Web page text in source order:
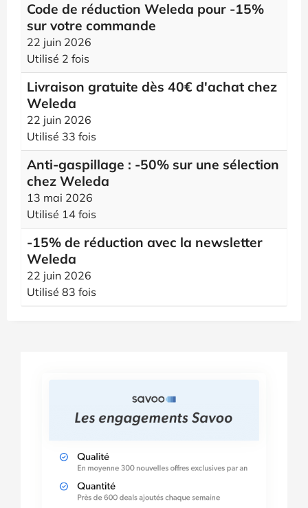
Code de réduction Weleda pour -15%
sur votre commande
22 juin 2026
Utilisé 2 fois
Livraison gratuite dès 40€ d'achat chez
Weleda
22 juin 2026
Utilisé 33 fois
Anti-gaspillage : -50% sur une sélection
chez Weleda
13 mai 2026
Utilisé 14 fois
-15% de réduction avec la newsletter
Weleda
22 juin 2026
Utilisé 83 fois